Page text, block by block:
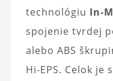
technológiu In-
spojenie tvrdej
alebo ABS
Hi-EPS. Celok je